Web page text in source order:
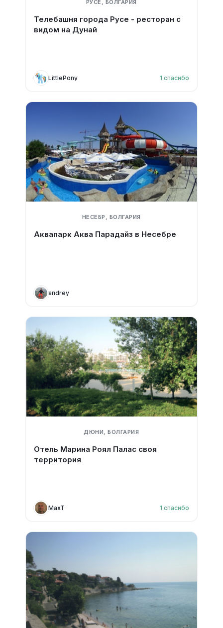
РУСЕ, БОЛГАРИЯ
Телебашня города Русе - ресторан с
видом на Дунай
LittlePony 1 спасибо
НЕСЕБР, БОЛГАРИЯ
Аквапарк Аква Парадайз в Несебре
andrey
ДЮНИ, БОЛГАРИЯ
Отель Марина Роял Палас своя
территория
MaxT 1 спасибо